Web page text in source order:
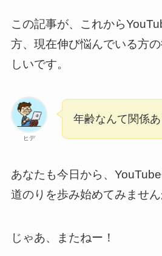
この記事が、これから
方、現在伸び悩んでいる方
しいです。
ヒデ
年齢なんて関係あ
あなたも今日から、
道のりを歩み始めてみません
じゃあ、またねー！